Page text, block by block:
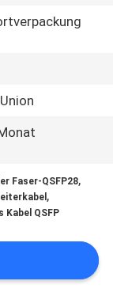
Faser-QSFP28,
,
QSFP